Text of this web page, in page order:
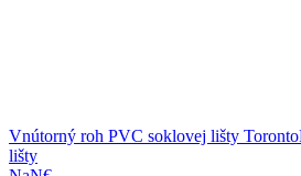
Vnútorný roh PVC soklovej lišty Toronto
lišty